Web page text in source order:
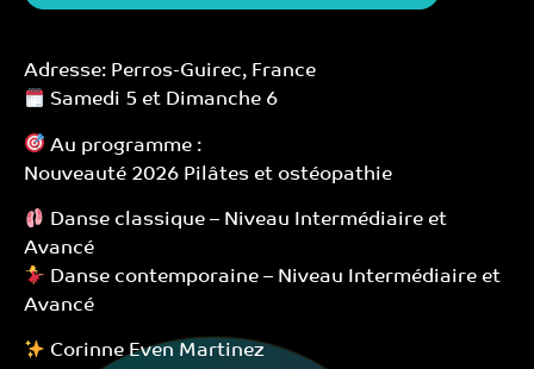
Adresse: Perros-Guirec, France
Samedi 5 et Dimanche 6
Au programme :
Nouveauté 2026 Pilâtes et ostéopathie
Danse classique – Niveau Intermédiaire et
Avancé
Danse contemporaine – Niveau Intermédiaire et
Avancé
Corinne Even Martinez